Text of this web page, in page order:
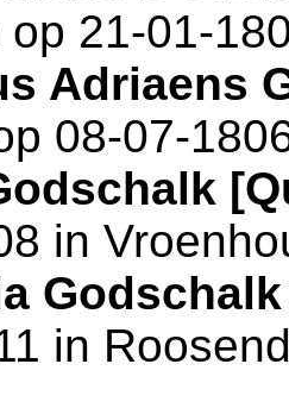
op 21-01-
Adriaens
08-07-
in
in